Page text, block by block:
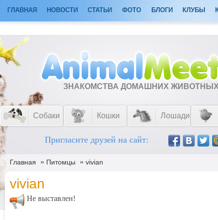
ГЛАВНАЯ НОВОСТИ СТАТЬИ ФОТО БЛОГИ КЛУБЫ
ЗНАКОМСТВА ДОМАШНИХ
Собаки Кошки Лошади
Пригласите друзей на сайт:
Главная » Питомцы » vivian
vivian
Не выставлен!